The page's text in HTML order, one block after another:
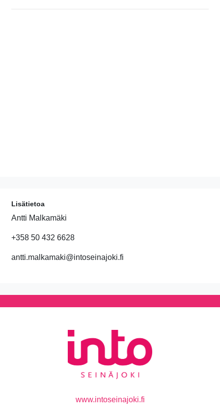
Lisätietoa
Antti Malkamäki
+358 50 432 6628
antti.malkamaki@intoseinajoki.fi
www.intoseinajoki.fi